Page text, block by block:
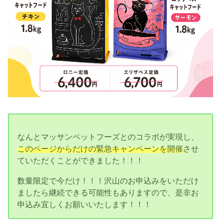
なんとマッサンペットフーズとのコラボが実現し、
このページからだけの緊急キャンペーンを開催させ
ていただくことができました！！！
数量限定で今だけ！！！沢山のお申込みをいただけ
ましたら継続できる可能性もありますので、是非お
申込み宜しくお願いいたします！！！